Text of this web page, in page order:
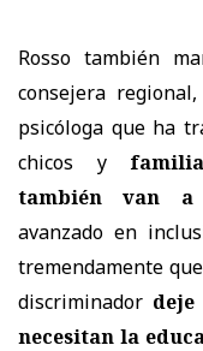
Rosso también
consejera
psicóloga que ha
chicos y
también van a
avanzado en
tremendamente
discriminador
necesitan la